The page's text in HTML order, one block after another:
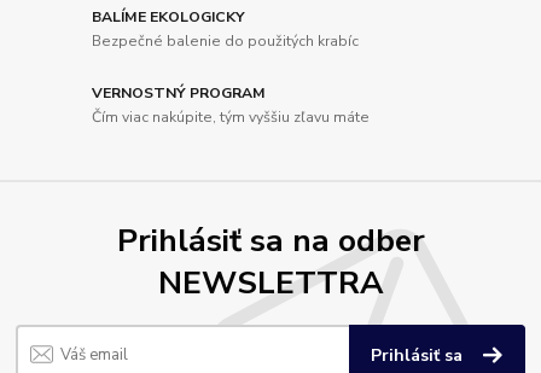
BALÍME EKOLOGICKY
Bezpečné balenie do použitých krabíc
VERNOSTNÝ PROGRAM
Čím viac nakúpite, tým vyššiu zľavu máte
Prihlásiť sa na odber
NEWSLETTRA
Prihlásiť sa